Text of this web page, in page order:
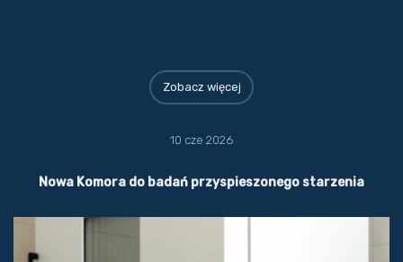
Zobacz więcej
10 cze 2026
Nowa Komora do badań przyspieszonego starzenia